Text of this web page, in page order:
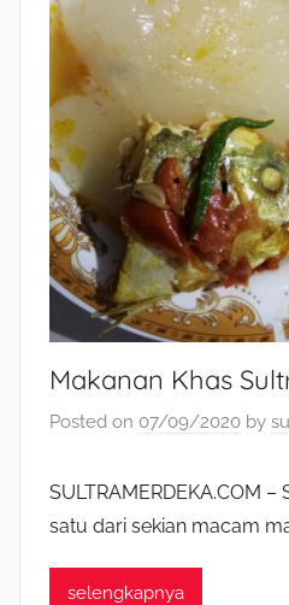
Makanan Khas
Posted on 07/09/2020 by
SULTRAMERDEKA.COM
satu dari sekian macam
selengkapnya